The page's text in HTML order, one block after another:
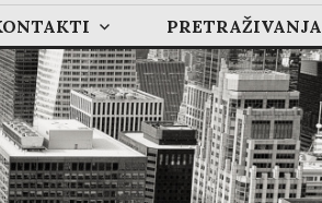
PRETRAŽIVANJA